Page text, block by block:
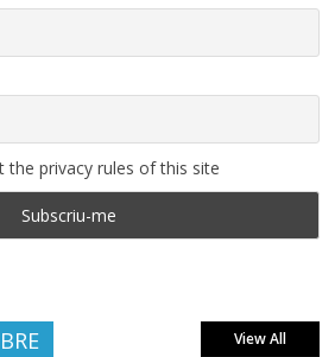
the privacy rules of this site
View All